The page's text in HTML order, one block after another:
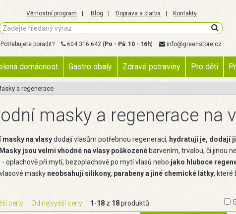
Věrnostní program Blog Doprava a platba Kontakty
Potřebujete poradit? 604 316 642 ( Po - Pá: 10 - 16h) info@greenstore.cz
domácnost Gastro obaly Zdravé potraviny Pro děti
a regenerace
masky a regenerace na
masky na vlasydodají vlasům potřebnou regeneraci, hydratují je, dodají
Masky jsou velmi vhodné na vlasy poškozené barvením, trvalou, či jinou
- oplachově při mytí, bezoplachově po mytí vlasů nebo jako hluboce
maskyneobsahují silikony, parabeny a jiné chemické látky, které
ceny Od nejvyšší ceny 1 -18z 18produktů